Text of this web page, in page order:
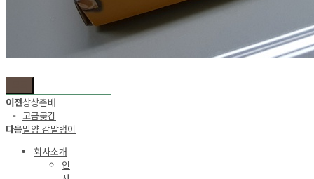
이전상상촌배
- 고급곶감
다음밀양 감말랭이
회사소개
인